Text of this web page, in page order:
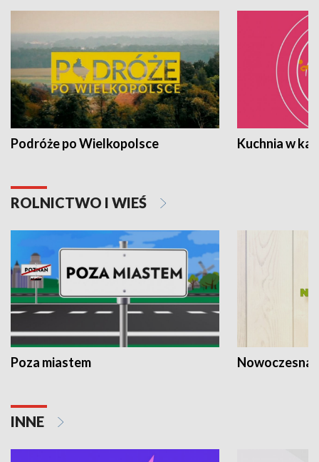
Podróże po Wielkopolsce Kuchnia w
ROLNICTWO I WIEŚ
Poza miastem Nowoczesna
INNE